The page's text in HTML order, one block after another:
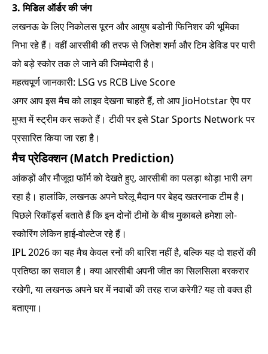
3. मिडिल ऑर्डर की जंग
लखनऊ के लिए निकोलस पूरन और आयुष बडोनी फिनिशर की भूमिका
निभा रहे हैं। वहीं आरसीबी की तरफ से जितेश शर्मा और टिम डेविड पर पारी
को बड़े स्कोर तक ले जाने की जिम्मेदारी है।
महत्वपूर्ण जानकारी: LSG vs RCB Live Score
अगर आप इस मैच को लाइव देखना चाहते हैं, तो आप JioHotstar ऐप पर
मुफ्त में स्ट्रीम कर सकते हैं। टीवी पर इसे Star Sports Network पर
प्रसारित किया जा रहा है।
मैच प्रेडिक्शन (Match Prediction)
आंकड़ों और मौजूदा फॉर्म को देखते हुए, आरसीबी का पलड़ा थोड़ा भारी लग
रहा है। हालांकि, लखनऊ अपने घरेलू मैदान पर बेहद खतरनाक टीम है।
पिछले रिकॉर्ड्स बताते हैं कि इन दोनों टीमों के बीच मुकाबले हमेशा लो-
स्कोरिंग लेकिन हाई-वोल्टेज रहे हैं।
IPL 2026 का यह मैच केवल रनों की बारिश नहीं है, बल्कि यह दो शहरों की
प्रतिष्ठा का सवाल है। क्या आरसीबी अपनी जीत का सिलसिला बरकरार
रखेगी, या लखनऊ अपने घर में नवाबों की तरह राज करेगी? यह तो वक्त ही
बताएगा।